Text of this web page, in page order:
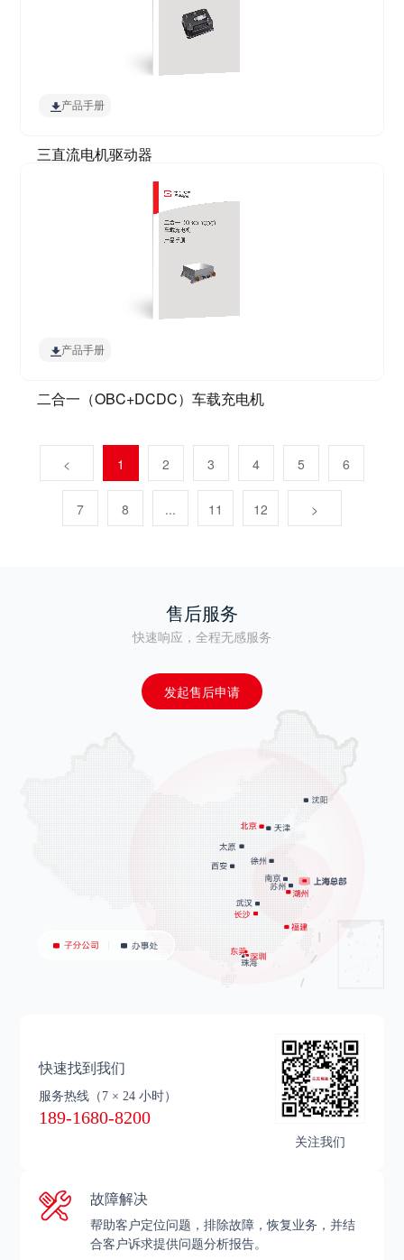
产品手册
三直流电机驱动器
产品手册
二合一（OBC+DCDC）车载充电机
< 1 2 3 4 5 6
7 8 ... 11 12 >
售后服务
快速响应，全程无感服务
发起售后申请
快速找到我们
服务热线 （7 × 24 小时）
189-1680-8200
关注我们
故障解决
帮助客户定位问题，排除故障，恢复业务，并结
合客户诉求提供问题分析报告。